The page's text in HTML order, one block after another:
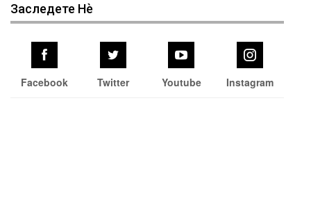
Заследете Нѐ
Facebook Twitter Youtube Instagram